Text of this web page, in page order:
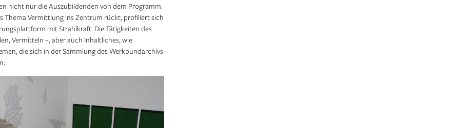
nicht nur die Auszubildenden von dem Programm.
Thema Vermittlung ins Zentrum rückt, profiliert sich
mit Strahlkraft. Die Tätigkeiten des
Vermitteln –, aber auch Inhaltliches, wie
die sich in der Sammlung des Werkbundarchivs